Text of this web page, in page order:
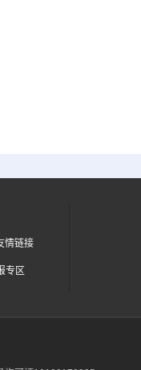
情链接
专区